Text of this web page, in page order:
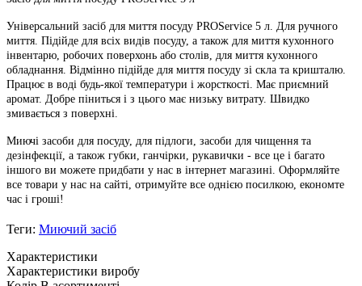
Універсальний засіб для миття посуду PROService 5 л. Для ручного
миття. Підійде для всіх видів посуду, а також для миття кухонного
інвентарю, робочих поверхонь або столів, для миття кухонного
обладнання. Відмінно підійде для миття посуду зі скла та кришталю.
Працює в воді будь-якої температури і жорсткості. Має приємний
аромат. Добре піниться і з цього має низьку витрату. Швидко
змивається з поверхні.
Миючі засоби для посуду, для підлоги, засоби для чищення та
дезінфекції, а також губки, ганчірки, рукавички - все це і багато
іншого ви можете придбати у нас в інтернет магазині. Оформляйте
все товари у нас на сайті, отримуйте все однією посилкою, економте
час і гроші!
Теги: Миючий засіб
Характеристики
Характеристики виробу